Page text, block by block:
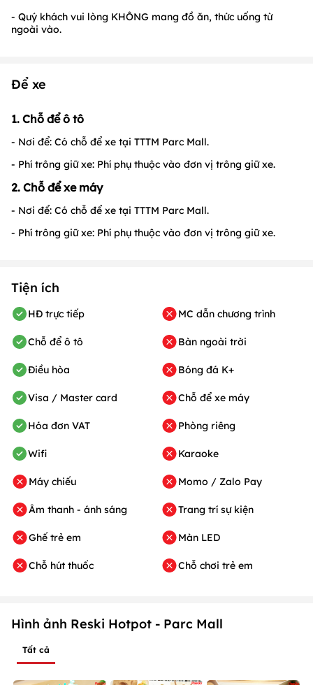
- Quý khách vui lòng KHÔNG mang đồ ăn, thức uống từ
ngoài vào.
Để xe
1. Chỗ để ô tô
- Nơi để: Có chỗ để xe tại TTTM Parc Mall.
- Phí trông giữ xe: Phí phụ thuộc vào đơn vị trông giữ xe.
2. Chỗ để xe máy
- Nơi để: Có chỗ để xe tại TTTM Parc Mall.
- Phí trông giữ xe: Phí phụ thuộc vào đơn vị trông giữ xe.
Tiện ích
HĐ trực tiếp
Chỗ để ô tô
Điều hòa
Visa / Master card
Hóa đơn VAT
Wifi
Máy chiếu
Âm thanh - ánh sáng
Ghế trẻ em
Chỗ hút thuốc
MC dẫn chương trình
Bàn ngoài trời
Bóng đá K+
Chỗ để xe máy
Phòng riêng
Karaoke
Momo / Zalo Pay
Trang trí sự kiện
Màn LED
Chỗ chơi trẻ em
Hình ảnh Reski Hotpot - Parc Mall
Tất cả